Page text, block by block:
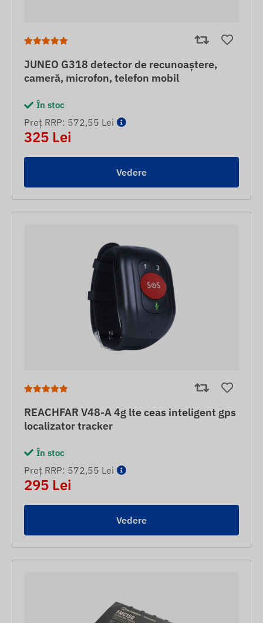
JUNEO G318 detector de recunoaștere,
cameră, microfon, telefon mobil
În stoc
Preț RRP: 572,55 Lei
325 Lei
Vedere
REACHFAR V48-A 4g lte ceas inteligent gps
localizator tracker
În stoc
Preț RRP: 572,55 Lei
295 Lei
Vedere